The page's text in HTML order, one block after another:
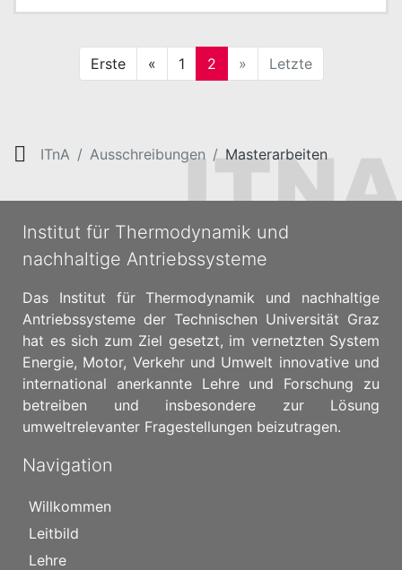
Erste « 1 2 » Letzte
ITnA Ausschreibungen Masterarbeiten
Institut für Thermodynamik und
nachhaltige Antriebssysteme
Das Institut für Thermodynamik und nachhaltige
Antriebssysteme der Technischen Universität Graz
hat es sich zum Ziel gesetzt, im vernetzten System
Energie, Motor, Verkehr und Umwelt innovative und
international anerkannte Lehre und Forschung zu
betreiben und insbesondere zur Lösung
umweltrelevanter Fragestellungen beizutragen.
Navigation
Willkommen
Leitbild
Lehre